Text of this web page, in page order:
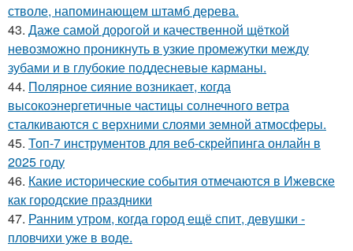
стволе, напоминающем штамб дерева.
43. Даже самой дорогой и качественной щёткой
невозможно проникнуть в узкие промежутки между
зубами и в глубокие поддесневые карманы.
44. Полярное сияние возникает, когда
высокоэнергетичные частицы солнечного ветра
сталкиваются с верхними слоями земной атмосферы.
45. Топ-7 инструментов для веб-скрейпинга онлайн в
2025 году
46. Какие исторические события отмечаются в Ижевске
как городские праздники
47. Ранним утром, когда город ещё спит, девушки -
пловчихи уже в воде.